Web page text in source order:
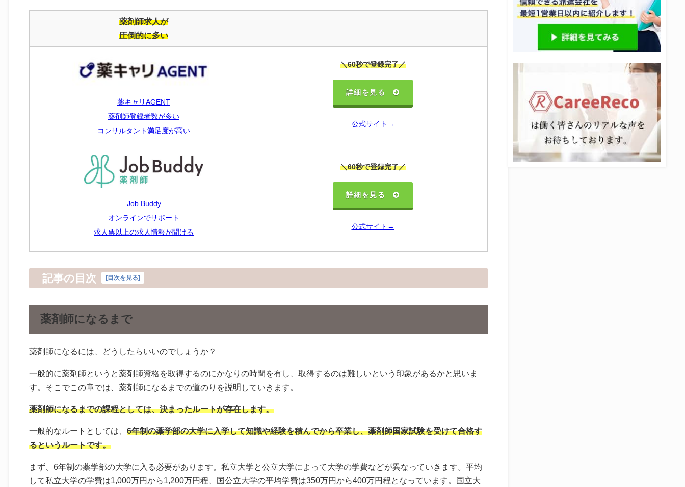
薬剤師求人が
圧倒的に多い
薬キャリAGENT
薬剤師登録者数が多い
コンサルタント満足度が高い
＼60秒で登録完了／
詳細を見る
公式サイト→
Job Buddy
オンラインでサポート
求人票以上の求人情報が聞ける
＼60秒で登録完了／
詳細を見る
公式サイト→
記事の目次 [目次を見る]
薬剤師になるまで
薬剤師になるには、どうしたらいいのでしょうか？
一般的に薬剤師というと薬剤師資格を取得するのにかなりの時間を有し、取得するのは難しいという印象があるかと思いま
す。そこでこの章では、薬剤師になるまでの道のりを説明していきます。
薬剤師になるまでの課程としては、決まったルートが存在します。
一般的なルートとしては、 6年制の薬学部の大学に入学して知識や経験を積んでから卒業し、薬剤師国家試験を受けて合格す
るというルートです。
まず、6年制の薬学部の大学に入る必要があります。私立大学と公立大学によって大学の学費などが異なっていきます。平均
して私立大学の学費は1,000万円から1,200万円程、国公立大学の平均学費は350万円から400万円程となっています。国立大